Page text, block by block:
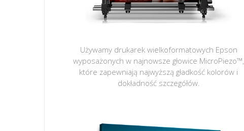
Używamy drukarek wielkoformatowych Epson
wyposażonych w najnowsze głowice MicroPiezo™,
które zapewniają najwyższą gładkość kolorów i
dokładność szczegółów.